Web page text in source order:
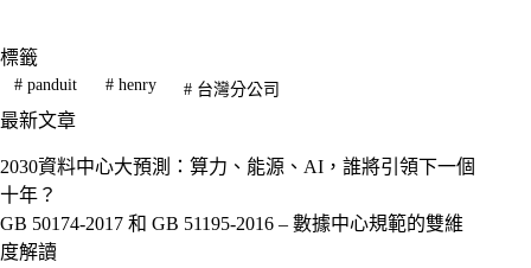
標籤
#panduit #henry # 台灣分公司
最新文章
2030資料中心大預測：算力、能源、AI，誰將引領下一個
十年？
GB 50174-2017 和 GB 51195-2016 – 數據中心規範的雙維
度解讀